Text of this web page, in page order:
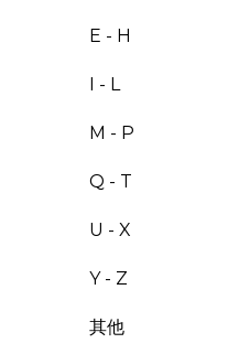
E - H
I - L
M - P
Q - T
U - X
Y - Z
其他